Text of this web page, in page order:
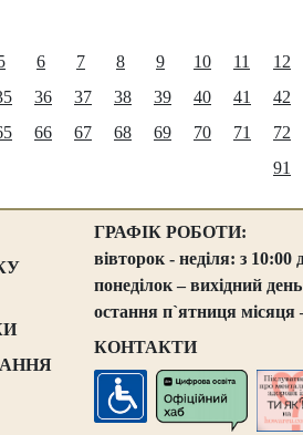
6 7 8 9 10 11 12
36 37 38 39 40 41 42
66 67 68 69 70 71 72
91
ГРАФІК РОБОТИ:
вівторок - неділя: з 10:00
понеділок – вихідний день
остання п`ятниця місяця
КОНТАКТИ